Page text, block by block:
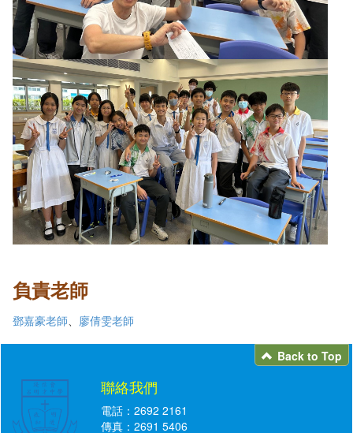
負責老師
鄧嘉豪老師 廖倩雯老師
Back to Top
聯絡我們
電話：2692 2161
傳真：2691 5406